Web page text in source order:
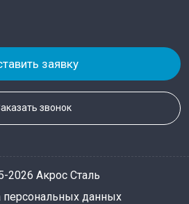
заявку
звонок
2026 Акрос Сталь
персональных данных